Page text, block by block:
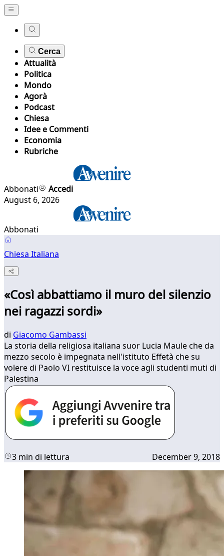
Cerca
Attualità
Politica
Mondo
Agorà
Podcast
Chiesa
Idee e Commenti
Economia
Rubriche
Abbonati
Accedi
August 6, 2026
Abbonati
Chiesa Italiana
«Così abbattiamo il muro del silenzio
nei ragazzi sordi»
di Giacomo Gambassi
La storia della religiosa italiana suor Lucia Maule che da
mezzo secolo è impegnata nell'istituto Effetà che su
volere di Paolo VI restituisce la voce agli studenti muti di
Palestina
3 min di lettura December 9, 2018